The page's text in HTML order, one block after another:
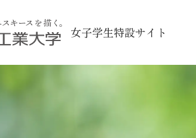
女子学生特設サイト